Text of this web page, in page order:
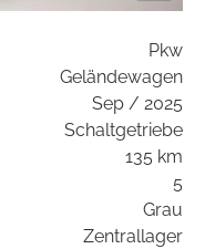
Pkw
Geländewagen
Sep / 2025
Schaltgetriebe
135 km
5
Grau
Zentrallager